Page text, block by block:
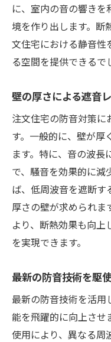
に、室内の音の響き
境を作り出します。断
文住宅における静音性
る空間を提供できるで
壁の厚さによる遮音
注文住宅の防音対策に
す。一般的に、壁が厚
ます。特に、音の波長
で、騒音を効果的に減
ば、低周波音を遮断す
厚さの壁が求められま
より、断熱効果も向
を実現できます。
最新の防音技術を駆
最新の防音技術を活用
能を飛躍的に向上させ
使用により、異なる周